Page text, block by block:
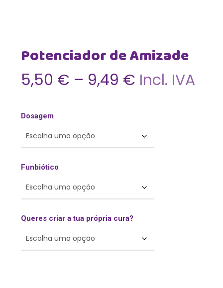
Potenciador de Amizade
5,50 € – 9,49 €Price
9,49 €
Incl. IVA
Dosagem
Funbiótico
Queres criar a tua própria cura?